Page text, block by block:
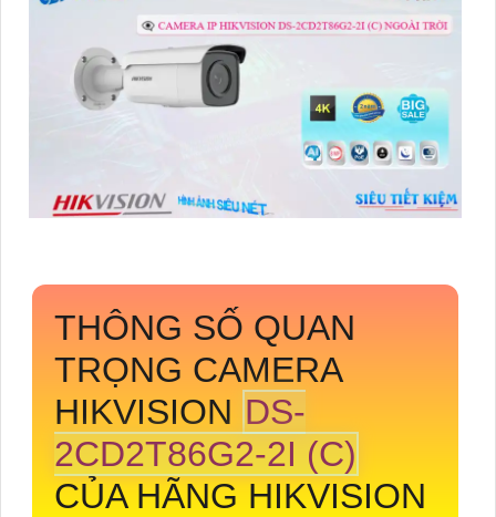
THÔNG SỐ QUAN
TRỌNG CAMERA
HIKVISION DS-
2CD2T86G2-2I (C)
CỦA HÃNG HIKVISION